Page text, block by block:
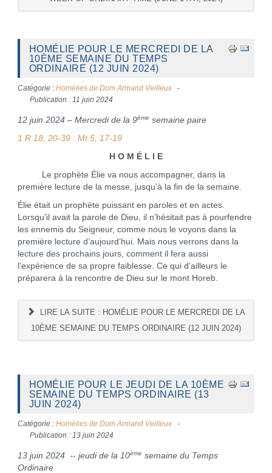
HOMÉLIE POUR LE MERCREDI DE LA
10ÈME SEMAINE DU TEMPS
ORDINAIRE (12 JUIN 2024)
Catégorie : Homélies de Dom Armand Veilleux
Publication : 11 juin 2024
12 juin 2024 – Mercredi de la 9ème semaine paire
1 R 18, 20-39 : Mt 5, 17-19
H O M É L I E
Le prophète Élie va nous accompagner, dans la
première lecture de la messe, jusqu’à la fin de la semaine.
Élie était un prophète puissant en paroles et en actes.
Lorsqu’il avait la parole de Dieu, il n’hésitait pas à pourfendre
les ennemis du Seigneur, comme nous le voyons dans la
première lecture d’aujourd’hui. Mais nous verrons dans la
lecture des prochains jours, comment il fera aussi
l’expérience de sa propre faiblesse. Ce qui d’ailleurs le
préparera à la rencontre de Dieu sur le mont Horeb.
LIRE LA SUITE : HOMÉLIE POUR LE MERCREDI DE LA
10ÈME SEMAINE DU TEMPS ORDINAIRE (12 JUIN 2024)
HOMÉLIE POUR LE JEUDI DE LA 10ÈME
SEMAINE DU TEMPS ORDINAIRE (13
JUIN 2024)
Catégorie : Homélies de Dom Armand Veilleux
Publication : 13 juin 2024
13 juin 2024 -- jeudi de la 10ème semaine du Temps
Ordinaire